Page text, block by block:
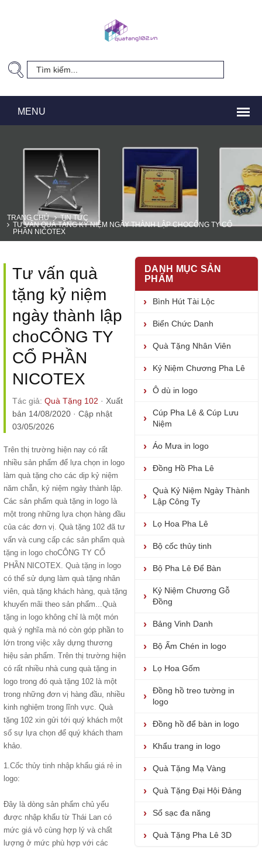
TRANG CHỦ
TIN TỨC
TƯ VẤN QUÀ TẶNG KỶ NIỆM NGÀY THÀNH LẬP CHOCÔNG TY CỔ
PHẦN NICOTEX
Tư vấn quà
tặng kỷ niệm
ngày thành lập
choCÔNG TY
CỔ PHẦN
NICOTEX
Tác giả: Quà Tặng 102 · Xuất
bản 14/08/2020 · Cập nhật
03/05/2026
Trên thị trường hiện nay có rất
nhiều sản phẩm để lựa chọn in logo
làm quà tặng cho các dịp kỷ niệm
năm chẵn, kỷ niệm ngày thành lập.
Các sản phẩm quà tặng in logo là
một trong những lựa chọn hàng đầu
của các đơn vị. Quà tặng 102 đã tư
vấn và cung cấp các sản phẩm quà
tặng in logo choCÔNG TY CỔ
PHẦN NICOTEX. Quà tặng in logo
có thể sử dụng làm quà tặng nhân
viên, quà tặng khách hàng, quà tặng
khuyến mãi theo sản phẩm...Quà
tặng in logo không chỉ là một món
quà ý nghĩa mà nó còn góp phần to
lớn trong việc xây dựng thương
hiệu sản phẩm. Trên thị trường hiện
có rất nhiều nhà cung quà tặng in
logo trong đó quà tặng 102 là một
trong những đơn vị hàng đầu, nhiều
kinh nghiệm trong lĩnh vực. Quà
tặng 102 xin gửi tới quý khách một
số sự lựa chọn để quý khách tham
khảo.
1.Cốc thủy tinh nhập khẩu giá rẻ in
logo:
Đây là dòng sản phẩm chủ yếu
được nhập khẩu từ Thái Lan có
mức giá vô cùng hợp lý và chất
lượng ở mức phù hợp với các
DANH MỤC SẢN
PHẨM
Bình Hút Tài Lộc
Biển Chức Danh
Quà Tặng Nhân Viên
Kỷ Niệm Chương Pha Lê
Ô dù in logo
Cúp Pha Lê & Cúp Lưu
Niệm
Áo Mưa in logo
Đồng Hồ Pha Lê
Quà Kỷ Niệm Ngày Thành
Lập Công Ty
Lọ Hoa Pha Lê
Bộ cốc thủy tinh
Bộ Pha Lê Để Bàn
Kỷ Niệm Chương Gỗ
Đồng
Bảng Vinh Danh
Bộ Ấm Chén in logo
Lọ Hoa Gốm
Đồng hồ treo tường in
logo
Đồng hồ để bàn in logo
Khẩu trang in logo
Quà Tặng Mạ Vàng
Quà Tặng Đại Hội Đảng
Sổ sạc đa năng
Quà Tặng Pha Lê 3D